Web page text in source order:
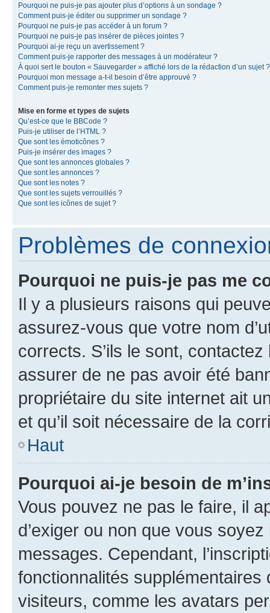
Pourquoi ne puis-je pas ajouter plus d’options à un sondage ?
Comment puis-je éditer ou supprimer un sondage ?
Pourquoi ne puis-je pas accéder à un forum ?
Pourquoi ne puis-je pas insérer de pièces jointes ?
Pourquoi ai-je reçu un avertissement ?
Comment puis-je rapporter des messages à un modérateur ?
À quoi sert le bouton « Sauvegarder » affiché lors de la rédaction d’un sujet ?
Pourquoi mon message a-t-il besoin d’être approuvé ?
Comment puis-je remonter mes sujets ?
Mise en forme et types de sujets
Qu’est-ce que le BBCode ?
Puis-je utiliser de l’HTML ?
Que sont les émoticônes ?
Puis-je insérer des images ?
Que sont les annonces globales ?
Que sont les annonces ?
Que sont les notes ?
Que sont les sujets verrouillés ?
Que sont les icônes de sujet ?
Problèmes de
Pourquoi ne puis-je pas me
Il y a plusieurs raisons qui
assurez-vous que votre nom
corrects. S’ils le sont,
assurer de ne pas avoir été
propriétaire du site internet ait
et qu’il soit nécessaire de la
Haut
Pourquoi ai-je besoin de
Vous pouvez ne pas le faire, il
d’exiger ou non que vous
messages. Cependant,
fonctionnalités
visiteurs, comme les avatars